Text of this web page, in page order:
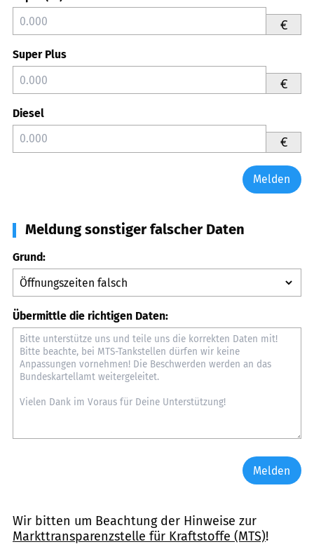
€
Super Plus
€
Diesel
€
Melden
Meldung sonstiger falscher Daten
Grund:
Übermittle die richtigen Daten:
Melden
Wir bitten um Beachtung der Hinweise zur
Markttransparenzstelle für Kraftstoffe (MTS)!